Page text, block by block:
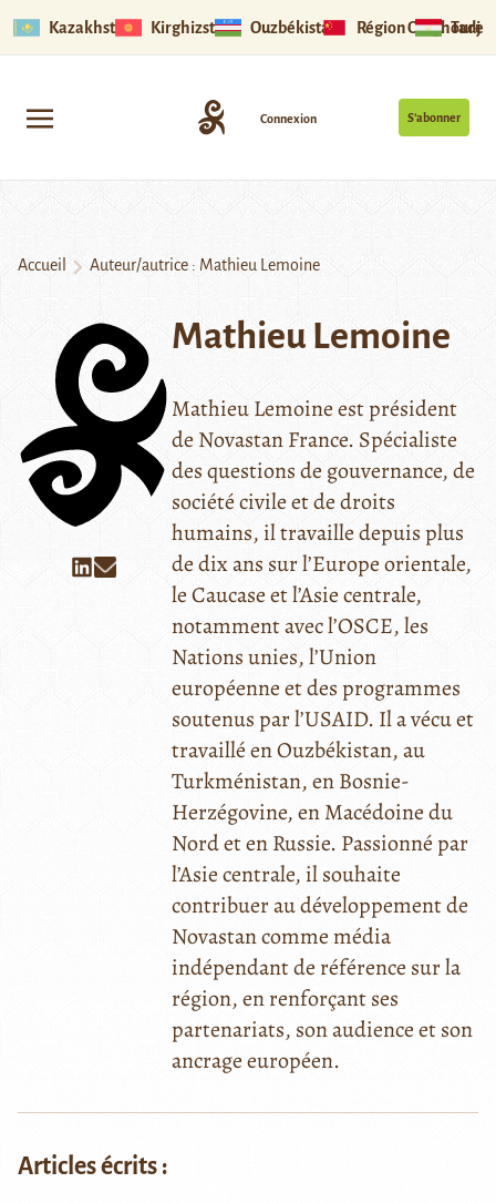
Kazakhstan Kirghizstan Ouzbékistan Région Ouïghoure
S’abonner
Connexion
Accueil Auteur/autrice : Mathieu Lemoine
Mathieu Lemoine
Mathieu Lemoine est président
de Novastan France. Spécialiste
des questions de gouvernance, de
société civile et de droits
humains, il travaille depuis plus
de dix ans sur l’Europe orientale,
le Caucase et l’Asie centrale,
notamment avec l’OSCE, les
Nations unies, l’Union
européenne et des programmes
soutenus par l’USAID. Il a vécu et
travaillé en Ouzbékistan, au
Turkménistan, en Bosnie-
Herzégovine, en Macédoine du
Nord et en Russie. Passionné par
l’Asie centrale, il souhaite
contribuer au développement de
Novastan comme média
indépendant de référence sur la
région, en renforçant ses
partenariats, son audience et son
ancrage européen.
Articles écrits :